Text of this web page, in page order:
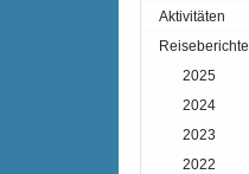
Aktivitäten
Reiseberichte
2025
2024
2023
2022